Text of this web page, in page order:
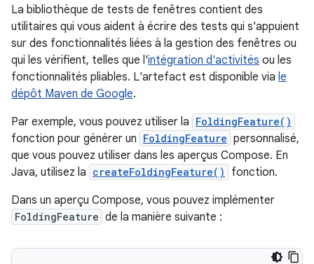
La bibliothèque de tests de fenêtres contient des
utilitaires qui vous aident à écrire des tests qui s'appuient
sur des fonctionnalités liées à la gestion des fenêtres ou
qui les vérifient, telles que l'intégration d'activités ou les
fonctionnalités pliables. L'artefact est disponible via le
dépôt Maven de Google.
Par exemple, vous pouvez utiliser la FoldingFeature()
fonction pour générer un FoldingFeature personnalisé,
que vous pouvez utiliser dans les aperçus Compose. En
Java, utilisez la createFoldingFeature()
fonction.
Dans un aperçu Compose, vous pouvez implémenter
FoldingFeature de la manière suivante :